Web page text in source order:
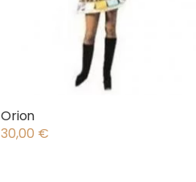
Orion
30,00 €